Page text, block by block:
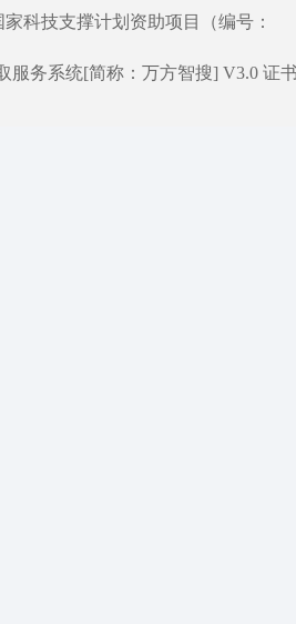
科技支撑计划资助项目（编号：
服务系统[简称：万方智搜] V3.0 证